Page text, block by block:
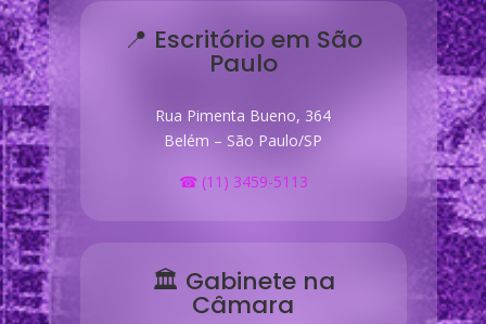
📍 Escritório em São
Paulo
Rua Pimenta Bueno, 364
Belém – São Paulo/SP
☎ (11) 3459-5113
🏛 Gabinete na
Câmara